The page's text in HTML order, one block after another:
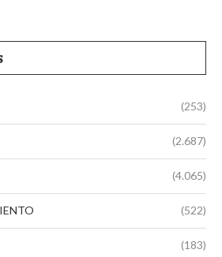
(253)
(2.687)
(4.065)
(522)
(183)